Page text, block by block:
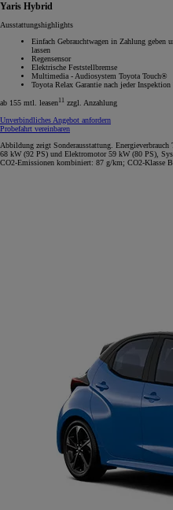
Yaris Hybrid
Ausstattungshighlights
Einfach Gebrauchtwagen in Zahlung geben
lassen
Regensensor
Elektrische Feststellbremse
Multimedia - Audiosystem Toyota Touch®
Toyota Relax Garantie nach jeder
ab 155 mtl. leasen11 zzgl. Anzahlung
Unverbindliches Angebot anfordern
Probefahrt vereinbaren
Abbildung zeigt Sonderausstattung.
68 kW (92 PS) und Elektromotor 59 kW (80 PS),
CO2-Emissionen kombiniert: 87 g/km; CO2-Klasse B.